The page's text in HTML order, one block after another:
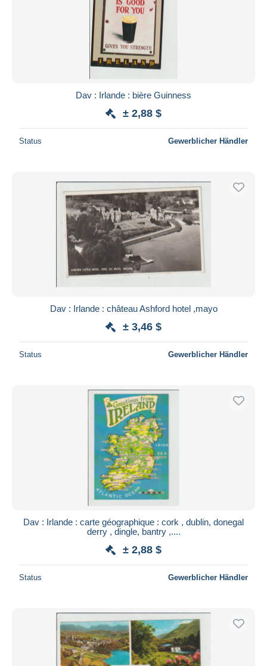
Dav : Irlande : bière Guinness
± 2,88 $
Status Gewerblicher Händler
Dav : Irlande : château Ashford hotel ,mayo
± 3,46 $
Status Gewerblicher Händler
Dav : Irlande : carte géographique : cork , dublin, donegal
derry , dingle, bantry ,....
± 2,88 $
Status Gewerblicher Händler